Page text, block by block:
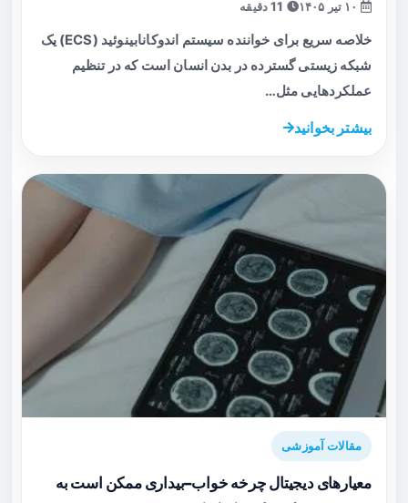
خلاصه سریع برای خواننده سیستم اندوکانابینوئید (ECS) یک
شبکه زیستی گسترده در بدن انسان است که در تنظیم
عملکردهایی مثل…
بیشتر بخوانید
مقالات آموزشی
معیارهای دیجیتال چرخه خواب–بیداری ممکن است به